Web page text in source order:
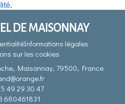
.
DE MAISONNAY
Informations légales
sur les cookies
Maisonnay, 79500, France
49 29 30 47
680461831